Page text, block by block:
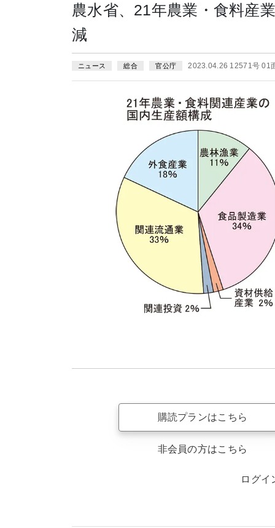
農水省、21年農業・食料産
減
ニュース 総合 官公庁 2023.04.26 12571号 01
購読プランはこちら
非会員の方はこちら
ログイ